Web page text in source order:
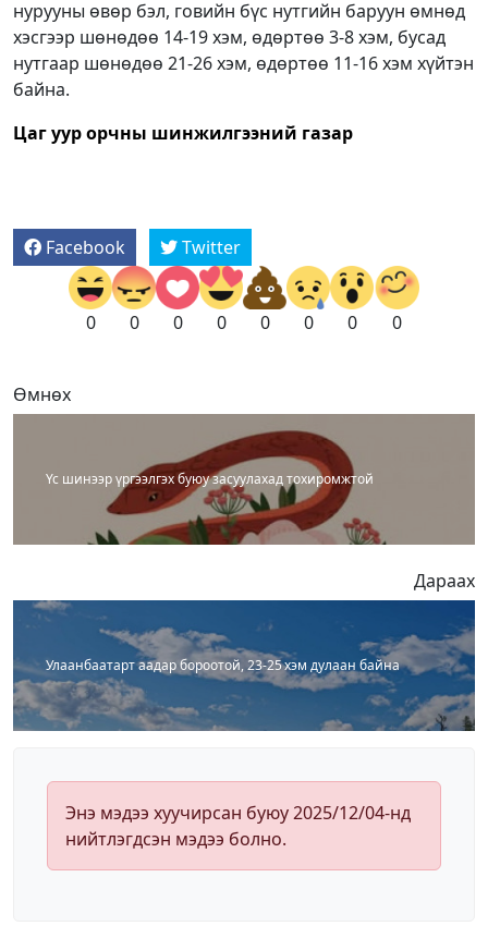
нурууны өвөр бэл, говийн бүс нутгийн баруун өмнөд
хэсгээр шөнөдөө 14-19 хэм, өдөртөө 3-8 хэм, бусад
нутгаар шөнөдөө 21-26 хэм, өдөртөө 11-16 хэм хүйтэн
байна.
Цаг уур орчны шинжилгээний газар
Facebook Twitter
0 0 0 0 0 0 0 0
Өмнөх
Үс шинээр үргээлгэх буюу засуулахад тохиромжтой
Дараах
Улаанбаатарт аадар бороотой, 23-25 хэм дулаан байна
Энэ мэдээ хуучирсан буюу 2025/12/04-нд
нийтлэгдсэн мэдээ болно.